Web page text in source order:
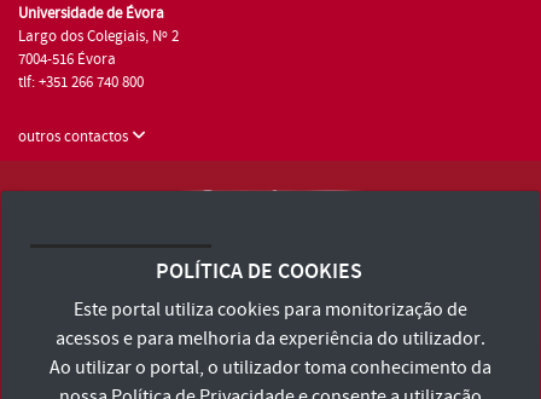
Universidade de Évora
Largo dos Colegiais, Nº 2
7004-516 Évora
tlf: +351 266 740 800
outros contactos
Consulte os Termos e Condições e Política de Privacidade
Declaração de Acessibilidade
POLÍTICA DE COOKIES
Este portal utiliza cookies para monitorização de
acessos e para melhoria da experiência do utilizador.
Ao utilizar o portal, o utilizador toma conhecimento da